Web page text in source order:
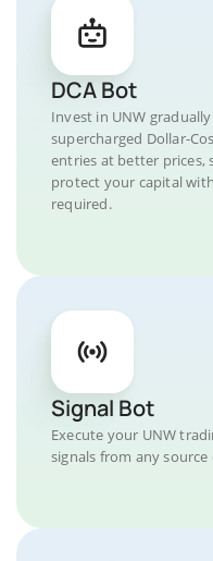
DCA Bot
Invest in UNW
supercharged Dollar-
entries at better prices,
protect your capital
required.
Signal Bot
Execute your UNW
signals from any